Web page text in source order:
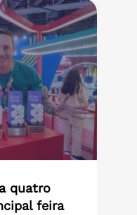
quatro
feira